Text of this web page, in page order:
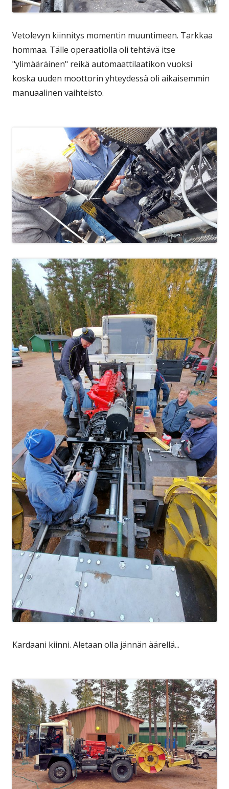
Vetolevyn kiinnitys momentin muuntimeen. Tarkkaa
hommaa. Tälle operaatiolla oli tehtävä itse
"ylimääräinen" reikä automaattilaatikon vuoksi
koska uuden moottorin yhteydessä oli aikaisemmin
manuaalinen vaihteisto.
Kardaani kiinni. Aletaan olla jännän äärellä...